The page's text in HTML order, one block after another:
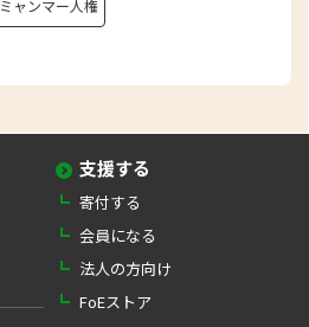
ミャンマー人権
支援する
寄付する
会員になる
法人の方向け
FoEストア